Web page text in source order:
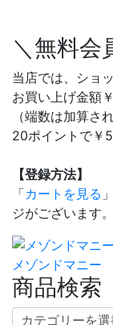
＼無料会
当店では、ショ
お買い上げ金額
（端数は加算さ
20ポイントで￥
【登録方法】
「カートを見る
ジがございます。
メゾンドマニー
商品検索